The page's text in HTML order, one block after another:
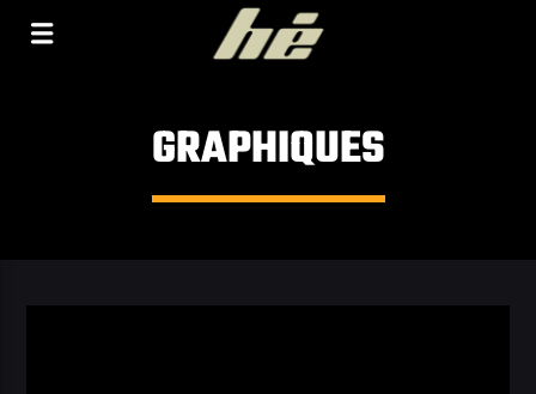
GRAPHIQUES